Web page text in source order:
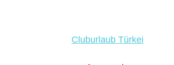
Cluburlaub Türkei